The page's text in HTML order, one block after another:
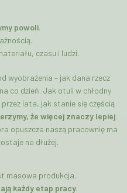
powoli.
czasu i ludzi.
wyobrażenia – jak dana rzecz
co dzień. Jak otuli w chłodny
lata, jak stanie się częścią
że więcej znaczy lepiej.
opuszcza naszą pracownię ma
na dłużej.
masowa produkcja.
każdy etap pracy.